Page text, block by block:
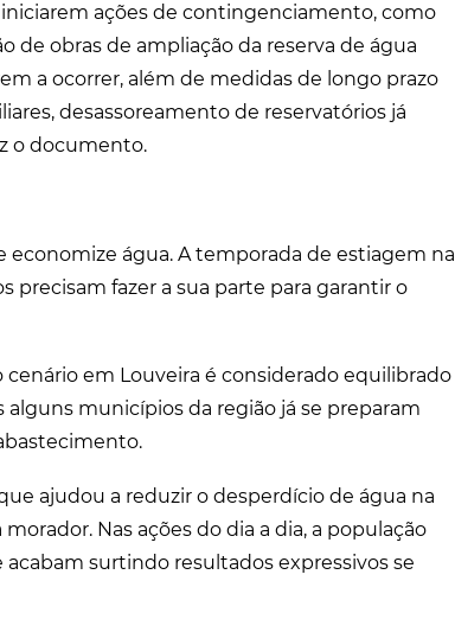
ações de contingenciamento, como
de obras de ampliação da reserva de água
a ocorrer, além de medidas de longo prazo
desassoreamento de reservatórios já
o documento.
água. A temporada de estiagem na
precisam fazer a sua parte para garantir o
em Louveira é considerado equilibrado
municípios da região já se preparam
ajudou a reduzir o desperdício de água na
Nas ações do dia a dia, a população
surtindo resultados expressivos se